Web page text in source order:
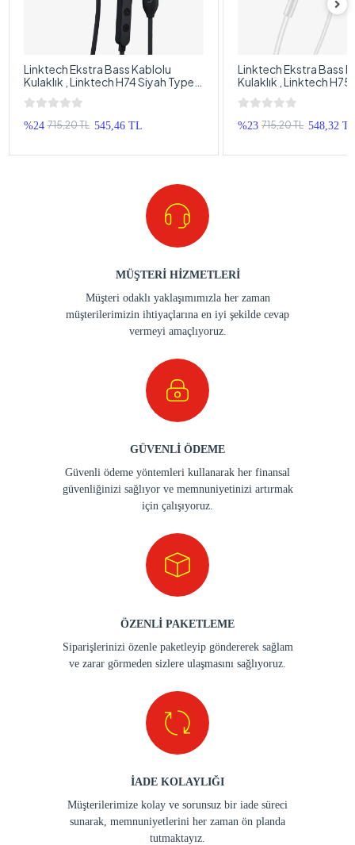
Linktech Ekstra Bass Kablolu
Kulaklık , Linktech H74 Siyah Type-
C Mikrofonlu Metal Kablolu Kulak
İçi Kulaklık , Premium Type-C
Kablolu Kulaklık
%24 715,20 TL 545,46 TL
Linktech Ekstra Bass
Kulaklık , Linktech
C Mikrofonlu Metal
, Premium Type-C
%23 715,20 TL 548,32
MÜŞTERİ HİZMETLERİ
Müşteri odaklı yaklaşımımızla her zaman
müşterilerimizin ihtiyaçlarına en iyi şekilde cevap
vermeyi amaçlıyoruz.
GÜVENLİ ÖDEME
Güvenli ödeme yöntemleri kullanarak her finansal
güvenliğinizi sağlıyor ve memnuniyetinizi artırmak
için çalışıyoruz.
ÖZENLİ PAKETLEME
Siparişlerinizi özenle paketleyip göndererek sağlam
ve zarar görmeden sizlere ulaşmasını sağlıyoruz.
İADE KOLAYLIĞI
Müşterilerimize kolay ve sorunsuz bir iade süreci
sunarak, memnuniyetlerini her zaman ön planda
tutmaktayız.